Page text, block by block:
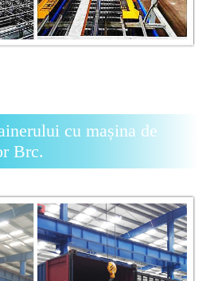
cu mașina de
Brc.